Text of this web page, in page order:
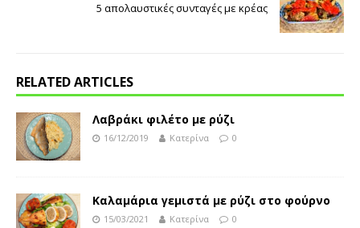
5 απολαυστικές συνταγές με κρέας
RELATED ARTICLES
Λαβράκι φιλέτο με ρύζι
16/12/2019 Κατερίνα 0
Καλαμάρια γεμιστά με ρύζι στο φούρνο
15/03/2021 Κατερίνα 0